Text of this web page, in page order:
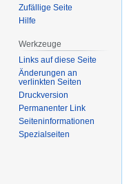
Zufällige Seite
Hilfe
Werkzeuge
Links auf diese Seite
Änderungen an
verlinkten Seiten
Druckversion
Permanenter Link
Seiten­­informationen
Spezialseiten